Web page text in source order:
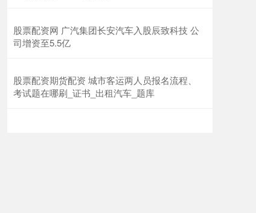
股票配资网 广汽集团长安汽车入股辰致科技 公
司增资至5.5亿
股票配资期货配资 城市客运两人员报名流程、
考试题在哪刷_证书_出租汽车_题库